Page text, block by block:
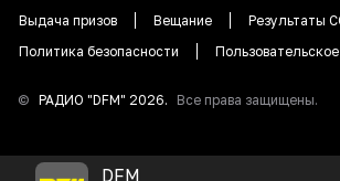
Выдача призов
Вещание
Результаты
Политика безопасности
© РАДИО "DFM" 2026. Все права защищены.
DFM